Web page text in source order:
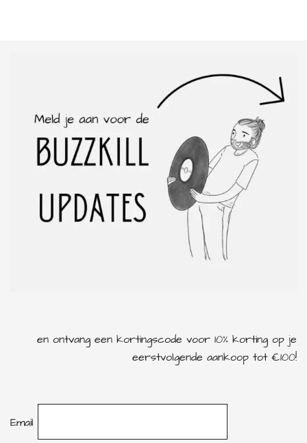
en ontvang een kortingscode voor 10% korting op je
eerstvolgende aankoop tot €100!
Email